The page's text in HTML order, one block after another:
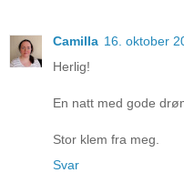
Camilla 16. oktober
Herlig!
En natt med gode
Stor klem fra meg.
Svar